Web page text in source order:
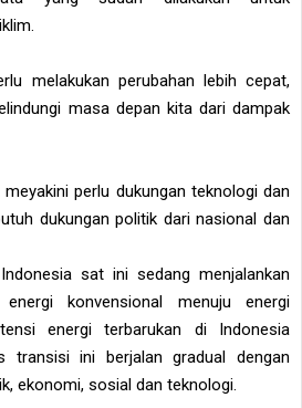
melakukan perubahan lebih cepat,
masa depan kita dari dampak
perlu dukungan teknologi dan
dukungan politik dari nasional dan
sat ini sedang menjalankan
konvensional menuju energi
energi terbarukan di Indonesia
transisi ini berjalan gradual dengan
ekonomi, sosial dan teknologi.